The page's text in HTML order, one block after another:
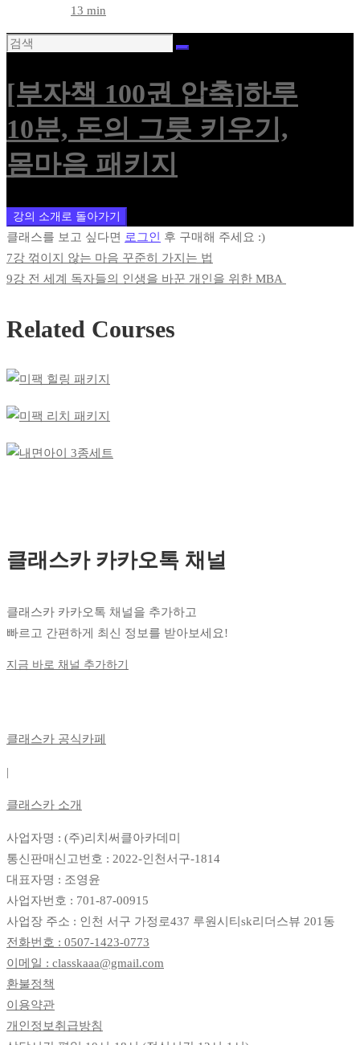
13 min
[부자책 100권 압축]하루
10분, 돈의 그릇 키우기,
몸마음 패키지
강의 소개로 돌아가기
클래스를 보고 싶다면 로그인 후 구매해 주세요 :)
7강 꺾이지 않는 마음 꾸준히 가지는 법
9강 전 세계 독자들의 인생을 바꾼 개인을 위한 MBA
Related Courses
클래스카 카카오톡 채널
클래스카 카카오톡 채널을 추가하고
빠르고 간편하게 최신 정보를 받아보세요!
지금 바로 채널 추가하기
클래스카 공식카페
|
클래스카 소개
사업자명 : (주)리치써클아카데미
통신판매신고번호 : 2022-인천서구-1814
대표자명 : 조영윤
사업자번호 : 701-87-00915
사업장 주소 : 인천 서구 가정로437 루원시티sk리더스뷰 201동
전화번호 : 0507-1423-0773
이메일 : classkaaa@gmail.com
환불정책
이용약관
개인정보취급방침